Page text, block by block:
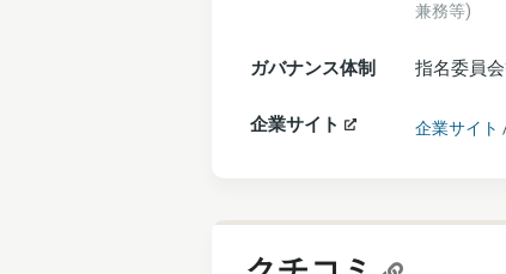
兼務等)
ガバナンス体制 指名委員
企業サイト 企業サイト